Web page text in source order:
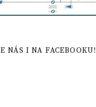
NÁS I NA FACEBOOKU!